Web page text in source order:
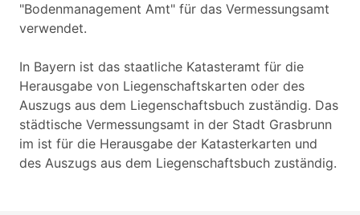
"Bodenmanagement Amt" für das Vermessungsamt
verwendet.
In Bayern ist das staatliche Katasteramt für die
Herausgabe von Liegenschaftskarten oder des
Auszugs aus dem Liegenschaftsbuch zuständig. Das
städtische Vermessungsamt in der Stadt Grasbrunn
im ist für die Herausgabe der Katasterkarten und
des Auszugs aus dem Liegenschaftsbuch zuständig.